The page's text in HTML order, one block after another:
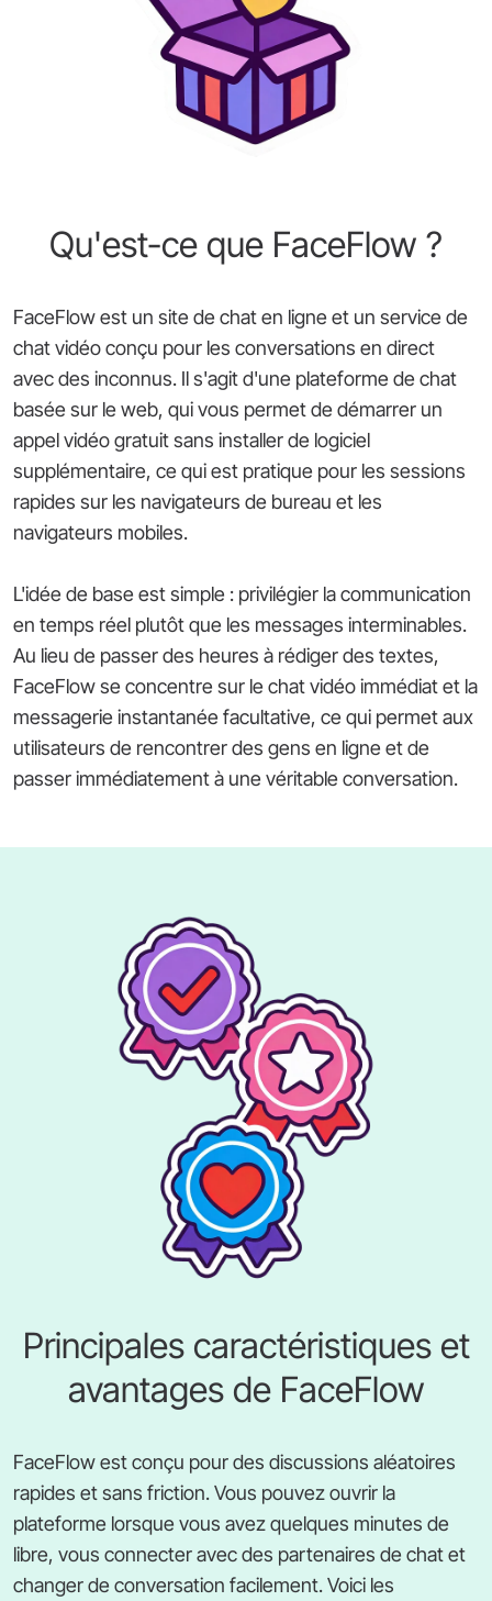
Qu'est-ce que FaceFlow ?
FaceFlow est un site de chat en ligne et un service de
chat vidéo conçu pour les conversations en direct
avec des inconnus. Il s'agit d'une plateforme de chat
basée sur le web, qui vous permet de démarrer un
appel vidéo gratuit sans installer de logiciel
supplémentaire, ce qui est pratique pour les sessions
rapides sur les navigateurs de bureau et les
navigateurs mobiles.
L'idée de base est simple : privilégier la communication
en temps réel plutôt que les messages interminables.
Au lieu de passer des heures à rédiger des textes,
FaceFlow se concentre sur le chat vidéo immédiat et la
messagerie instantanée facultative, ce qui permet aux
utilisateurs de rencontrer des gens en ligne et de
passer immédiatement à une véritable conversation.
Principales caractéristiques et
avantages de FaceFlow
FaceFlow est conçu pour des discussions aléatoires
rapides et sans friction. Vous pouvez ouvrir la
plateforme lorsque vous avez quelques minutes de
libre, vous connecter avec des partenaires de chat et
changer de conversation facilement. Voici les